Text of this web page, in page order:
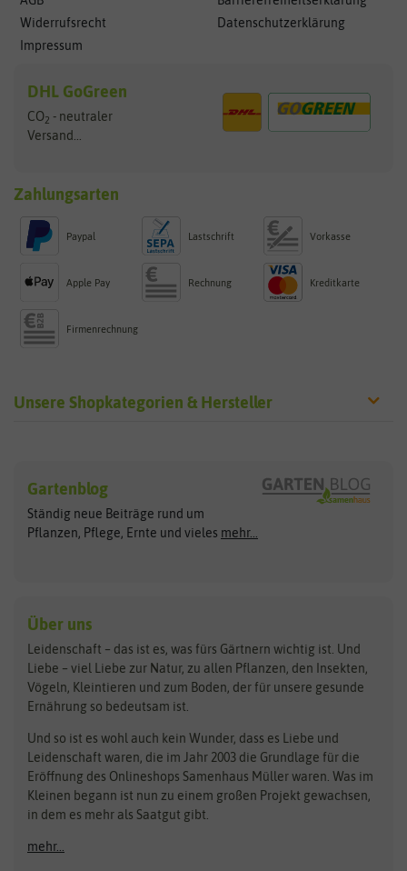
Widerrufsrecht
Impressum
Datenschutzerklärung
DHL GoGreen
CO2 - neutraler
Versand...
Zahlungsarten
Paypal Lastschrift Vorkasse
Apple Pay Rechnung Kreditkarte
Firmenrechnung
Unsere Shopkategorien & Hersteller
Exotische Samen
Gemüsesamen
Gründünger
Kräutersamen
Obstsamen
Pilzbrut
Rasensamen
Steckzwiebeln
Zimmer & Kübelpflanzen
Kataloge
Schnäppchen
Anzucht & Gartenzubehör
Anzuchtschalen
Arche Noah
ASB Greenworld
Benary
Bingenheimer Saatgut
Bionana
BIOWOL
Blumicorn
Bûten Birds
Clever Pots
COMPO
Dürr-Samen
Feldsaaten Freudenberger
Fertil
Flora Elite
Gartenblog
Ständig neue Beiträge rund um
Pflanzen, Pflege, Ernte und vieles mehr...
Über uns
Leidenschaft – das ist es, was fürs Gärtnern wichtig ist. Und
Liebe – viel Liebe zur Natur, zu allen Pflanzen, den Insekten,
Vögeln, Kleintieren und zum Boden, der für unsere gesunde
Ernährung so bedeutsam ist.
Und so ist es wohl auch kein Wunder, dass es Liebe und
Leidenschaft waren, die im Jahr 2003 die Grundlage für die
Eröffnung des Onlineshops Samenhaus Müller waren. Was im
Kleinen begann ist nun zu einem großen Projekt gewachsen,
in dem es mehr als Saatgut gibt.
mehr...